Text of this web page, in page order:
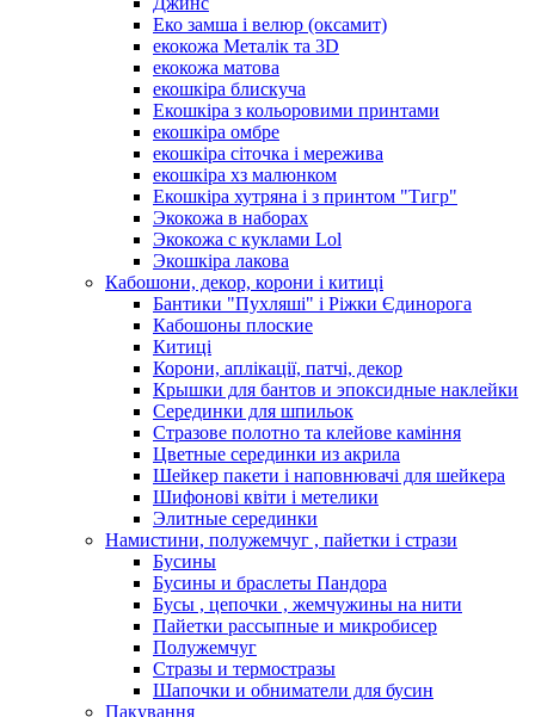
Еко замша і велюр (оксамит)
екокожа Металік та 3D
екокожа матова
екошкіра блискуча
Екошкіра з кольоровими принтами
екошкіра омбре
екошкіра сіточка і мережива
екошкіра хз малюнком
Екошкіра хутряна і з принтом "Тигр"
Экокожа в наборах
Экокожа с куклами Lol
Экошкiра лакова
Кабошони, декор, корони і китиці
Бантики "Пухляші" і Ріжки Єдинорога
Кабошоны плоские
Китиці
Корони, аплікації, патчі, декор
Крышки для бантов и эпоксидные наклейки
Серединки для шпильок
Стразове полотно та клейове каміння
Цветные серединки из акрила
Шейкер пакети і наповнювачі для шейкера
Шифонові квіти і метелики
Элитные серединки
Намистини, полужемчуг , пайетки і стрази
Бусины
Бусины и браслеты Пандора
Бусы , цепочки , жемчужины на нити
Пайетки рассыпные и микробисер
Полужемчуг
Стразы и термостразы
Шапочки и обниматели для бусин
Пакування